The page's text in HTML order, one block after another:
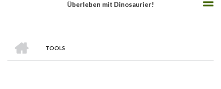
Überleben mit Dinosaurier!
PFADNAVIGATION
TOOLS